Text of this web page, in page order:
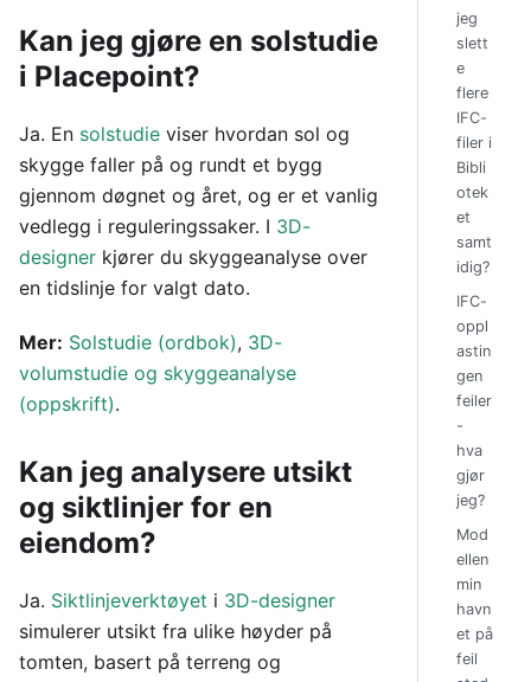
Kan jeg gjøre en solstudie
i Placepoint?
Ja. En solstudie viser hvordan sol og
skygge faller på og rundt et bygg
gjennom døgnet og året, og er et vanlig
vedlegg i reguleringssaker. I 3D-
designer kjører du skyggeanalyse over
en tidslinje for valgt dato.
Mer: Solstudie (ordbok), 3D-
volumstudie og skyggeanalyse
(oppskrift).
Kan jeg analysere utsikt
og siktlinjer for en
eiendom?
Ja. Siktlinjeverktøyet i 3D-designer
simulerer utsikt fra ulike høyder på
tomten, basert på terreng og
jeg
slett
e
flere
IFC-
filer i
Bibli
otek
et
samt
idig?
IFC-
oppl
astin
gen
feiler
-
hva
gjør
jeg?
Mod
ellen
min
havn
et på
feil